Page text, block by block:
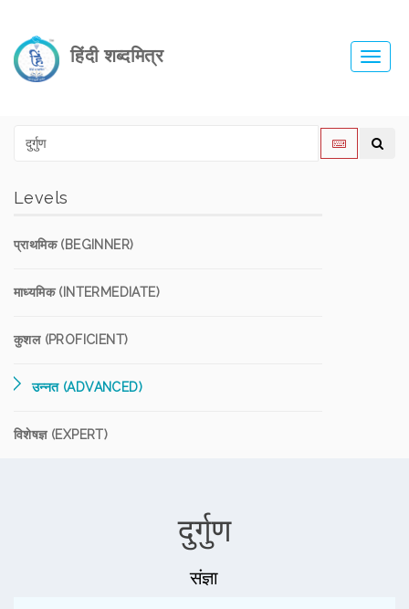
हिंदी शब्दमित्र
Levels
प्राथमिक (BEGINNER)
माध्यमिक (INTERMEDIATE)
कुशल (PROFICIENT)
उन्नत (ADVANCED)
विशेषज्ञ (EXPERT)
दुर्गुण
संज्ञा